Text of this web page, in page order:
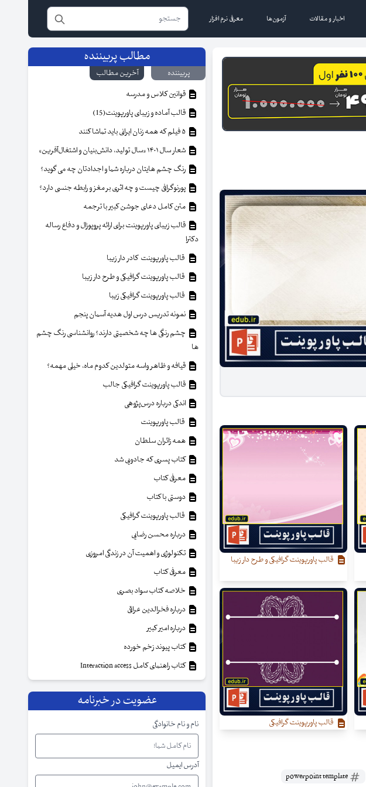
اخبار و مقالات آزمون‌ها معرفی نرم افزار
قالب پاورپوینت گرافیکی و طرح دار زیبا
قالب پاورپوینت گرافیکی
مطالب پربیننده
پربیننده
آخرین مطالب
قوانین کلاس و مدرسه
قالب آماده و زیبای پاورپوینت(15)
شعار سال ۱۴۰۱ «سال تولید، دانش‌بنیان و اشتغال‌آفرین»
رنگ چشم هایتان درباره شما و اجدادتان چه می گوید؟
پورنوگرافی چیست و چه اثری بر مغز و رابطه جنسی دارد؟
متن کامل دعای جوشن کبیر با ترجمه
قالب زیبای پاورپوینت برای ارائه پروپوزال و دفاع رساله
دکترا
قالب پاورپوینت کادر دار زیبا
قالب پاورپوینت گرافیکی و طرح دار زیبا
قالب پاورپوینت گرافیکی زیبا
نمونه تدریس درس اول هدیه آسمان پنجم
چشم رنگی ها چه شخصیتی دارند؟ روانشناسی رنگ چشم
ها
قیافه و ظاهر واسه متولدین کدوم ماه، خیلی مهمه؟
قالب پاورپوینت گرافیکی جالب
اندکی درباره درس‌پژوهی
قالب پاورپوینت
همه زائران سلطان
کتاب پسری که جادویی شد
معرفی کتاب
دوستی با کتاب
قالب پاورپوینت گرافیکی
درباره محسن رضایی
تکنولوژی و اهمیت آن در زندگی امروزی
معرفی کتاب
خلاصه کتاب سواد بصری
درباره فخرالدین عراقی
درباره امیر کبیر
کتاب پیوند زخم خورده
کتاب راهنمای کامل Interaction access
عضویت در خبرنامه
نام و نام خانوادگی
آدرس ایمیل